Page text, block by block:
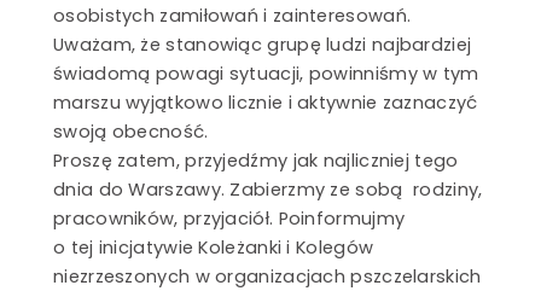
Miód na
Marki własne
osobistych zamiłowań i zainteresowań.
Uważam, że stanowiąc grupę ludzi najbardziej
świadomą powagi sytuacji, powinniśmy w tym
marszu wyjątkowo licznie i aktywnie zaznaczyć
swoją obecność.
Proszę zatem, przyjedźmy jak najliczniej tego
dnia do Warszawy. Zabierzmy ze sobą rodziny,
pracowników, przyjaciół. Poinformujmy
o tej inicjatywie Koleżanki i Kolegów
niezrzeszonych w organizacjach pszczelarskich